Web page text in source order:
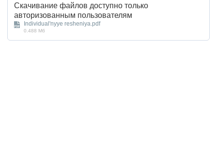
Скачивание файлов доступно только
авторизованным пользователям
Individual'nyye resheniya.pdf
0.488 Мб